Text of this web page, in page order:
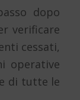
dopo
verificare
cessati,
operative
di tutte le